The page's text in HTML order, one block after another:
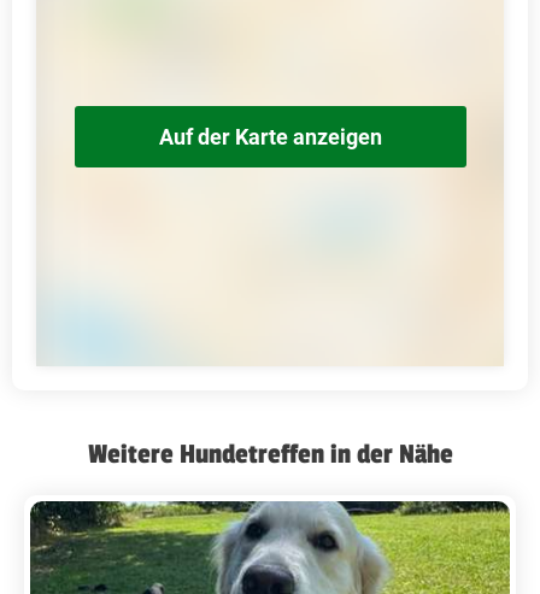
Auf der Karte anzeigen
Weitere Hundetreffen in der Nähe